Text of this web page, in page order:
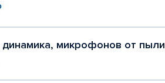
динамика, микрофонов от пыли